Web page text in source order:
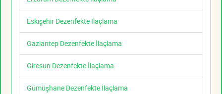
Eskişehir Dezenfekte İlaçlama
Gaziantep Dezenfekte İlaçlama
Giresun Dezenfekte İlaçlama
Gümüşhane Dezenfekte İlaçlama